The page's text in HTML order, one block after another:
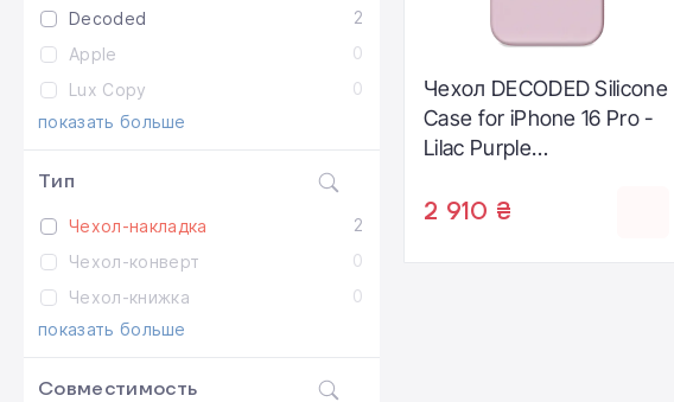
Decoded
2
Apple
0
Lux Copy
0
показать больше
Тип
Чеxол-накладка
2
Чеxол-конверт
0
Чеxол-книжка
0
показать больше
Совместимость
Чехол DECODED Silicone
Case for iPhone 16 Pro -
Lilac Purple
2 910 ₴